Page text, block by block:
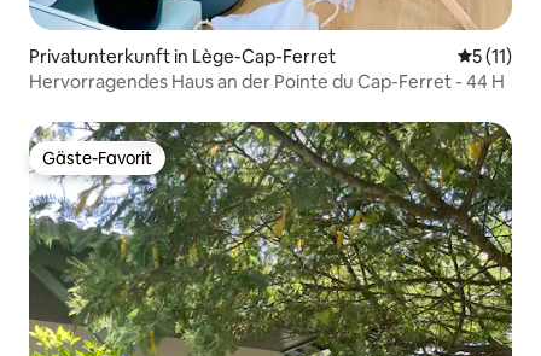
Privatunterkunft in Lège-Cap-Ferret
5 (11)
Hervorragendes Haus an der Pointe du Cap-Ferret - 44 H
Gäste-Favorit
Gäste-Favorit